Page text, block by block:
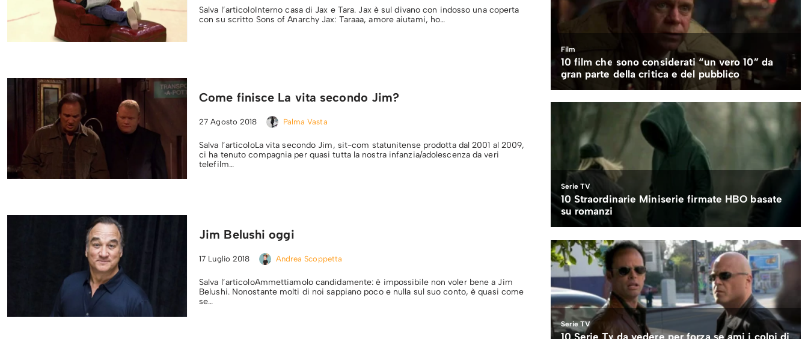
Salva l’articoloInterno casa di Jax e Tara. Jax è sul divano con indosso una coperta
con su scritto Sons of Anarchy Jax: Taraaa, amore aiutami, ho…
Come finisce La vita secondo Jim?
27 Agosto 2018 Palma Vasta
Salva l’articoloLa vita secondo Jim, sit-com statunitense prodotta dal 2001 al 2009,
ci ha tenuto compagnia per quasi tutta la nostra infanzia/adolescenza da veri
telefilm…
Jim Belushi oggi
17 Luglio 2018 Andrea Scoppetta
Salva l’articoloAmmettiamolo candidamente: è impossibile non voler bene a Jim
Belushi. Nonostante molti di noi sappiano poco e nulla sul suo conto, è quasi come
se…